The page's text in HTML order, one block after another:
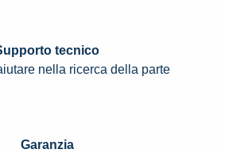
tecnico
nella ricerca della parte
Garanzia